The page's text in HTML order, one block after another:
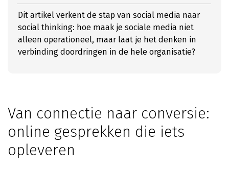
Dit artikel verkent de stap van social media naar
social thinking: hoe maak je sociale media niet
alleen operationeel, maar laat je het denken in
verbinding doordringen in de hele organisatie?
Van connectie naar conversie:
online gesprekken die iets
opleveren